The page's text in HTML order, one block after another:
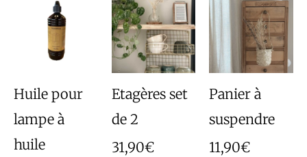
Huile pour
lampe à
huile
Etagères set
de 2
31,90€
Panier à
suspendre
11,90€